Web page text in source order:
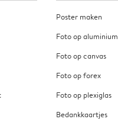
Poster maken
Foto op aluminium
Foto op canvas
Foto op forex
Foto op plexiglas
Bedankkaartjes